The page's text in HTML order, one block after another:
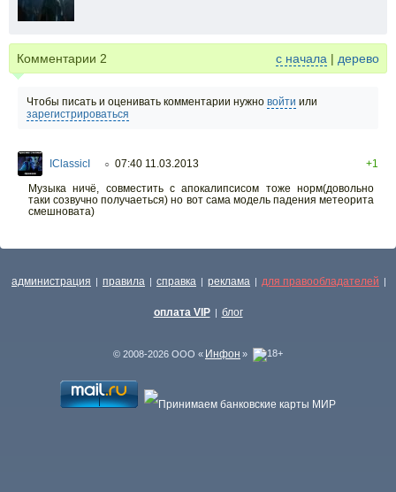
Комментарии 2 с начала | дерево
Чтобы писать и оценивать комментарии нужно войти или
зарегистрироваться
IClassicI ○ 07:40 11.03.2013
+1
Музыка ничё, совместить с апокалипсисом тоже норм(довольно
таки созвучно получаеться) но вот сама модель падения метеорита
смешновата)
администрация | правила | справка | реклама | для правообладателей |
оплата VIP | блог
© 2008-2026 ООО « Инфон »